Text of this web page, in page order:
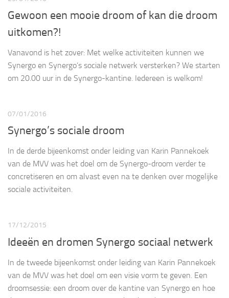
Gewoon een mooie droom of kan die droom
uitkomen?!
Vanavond is het zover: Met welke activiteiten kunnen we
Synergo en Synergo’s sociale netwerk versterken? We starten
om 20.00 uur in de Synergo-kantine. Iedereen is welkom!
07/01/2016
Synergo’s sociale droom
In de derde bijeenkomst onder leiding van Karin Pannekoek
van de MVV was het doel om de Synergo-droom verder te
concretiseren en om alvast even na te denken over mogelijke
sociale activiteiten.
17/12/2015
Ideeën en dromen Synergo sociaal netwerk
In de tweede bijeenkomst onder leiding van Karin Pannekoek
van de MVV was het doel om een visie vorm te geven. Een
droomsessie: een droom over de kantine van Synergo en hoe